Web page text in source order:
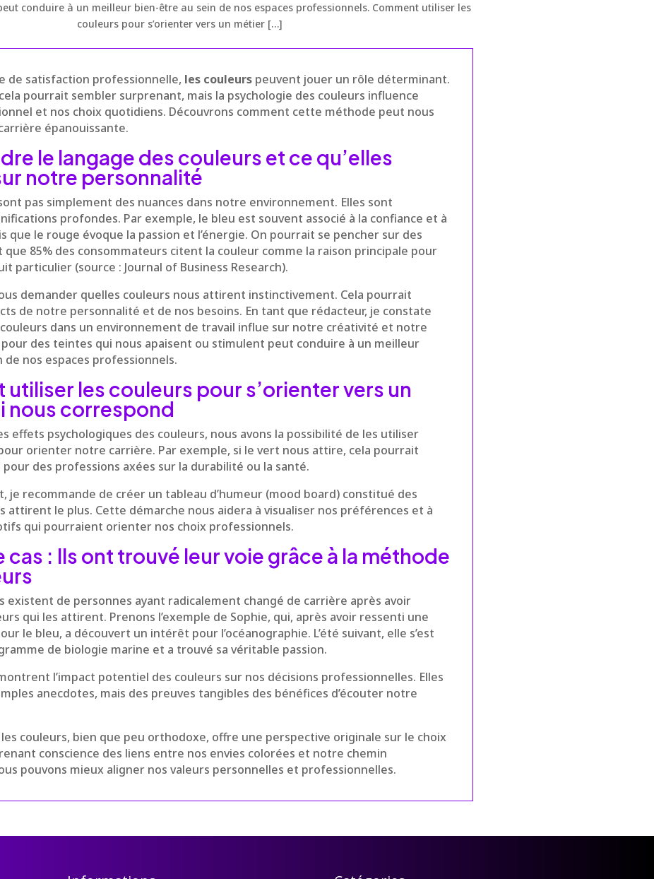
conduire à un meilleur bien-être au sein de nos espaces professionnels. Comment utiliser les
couleurs pour s’orienter vers un métier […]
de satisfaction professionnelle, les couleurs peuvent jouer un rôle déterminant.
pourrait sembler surprenant, mais la psychologie des couleurs influence
et nos choix quotidiens. Découvrons comment cette méthode peut nous
épanouissante.
le langage des couleurs et ce qu’elles
notre personnalité
pas simplement des nuances dans notre environnement. Elles sont
profondes. Par exemple, le bleu est souvent associé à la confiance et à
que le rouge évoque la passion et l’énergie. On pourrait se pencher sur des
85% des consommateurs citent la couleur comme la raison principale pour
particulier (source : Journal of Business Research).
demander quelles couleurs nous attirent instinctivement. Cela pourrait
de notre personnalité et de nos besoins. En tant que rédacteur, je constate
dans un environnement de travail influe sur notre créativité et notre
des teintes qui nous apaisent ou stimulent peut conduire à un meilleur
nos espaces professionnels.
utiliser les couleurs pour s’orienter vers un
nous correspond
effets psychologiques des couleurs, nous avons la possibilité de les utiliser
orienter notre carrière. Par exemple, si le vert nous attire, cela pourrait
des professions axées sur la durabilité ou la santé.
je recommande de créer un tableau d’humeur (mood board) constitué des
attirent le plus. Cette démarche nous aidera à visualiser nos préférences et à
qui pourraient orienter nos choix professionnels.
cas : Ils ont trouvé leur voie grâce à la méthode
existent de personnes ayant radicalement changé de carrière après avoir
qui les attirent. Prenons l’exemple de Sophie, qui, après avoir ressenti une
le bleu, a découvert un intérêt pour l’océanographie. L’été suivant, elle s’est
de biologie marine et a trouvé sa véritable passion.
l’impact potentiel des couleurs sur nos décisions professionnelles. Elles
anecdotes, mais des preuves tangibles des bénéfices d’écouter notre
les couleurs, bien que peu orthodoxe, offre une perspective originale sur le choix
conscience des liens entre nos envies colorées et notre chemin
pouvons mieux aligner nos valeurs personnelles et professionnelles.